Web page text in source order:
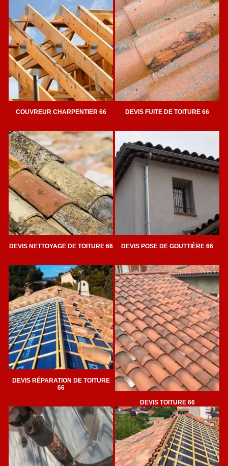
COUVREUR CHARPENTIER 66 DEVIS FUITE DE TOITURE 66
DEVIS NETTOYAGE DE TOITURE 66 DEVIS POSE DE GOUTTIÈRE 66
DEVIS RÉPARATION DE TOITURE
66
DEVIS TOITURE 66